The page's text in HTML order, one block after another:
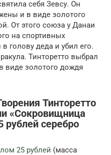
себя Зевсу. Он
и в виде золотого
От этого союза у Данаи
на спортивных
голову деда и убил его.
Тинторетто выбрал
виде золотого дождя
Тинторетто
«Сокровищница
рублей серебро
25 рублей (масса